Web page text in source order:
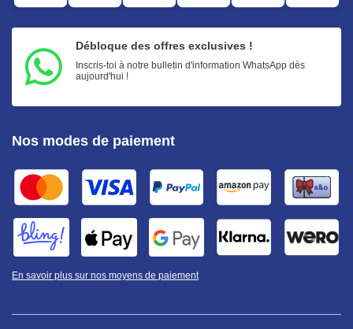
Débloque des offres exclusives !
Inscris-toi à notre bulletin d'information WhatsApp dès
aujourd'hui !
Nos modes de paiement
En savoir plus sur nos moyens de paiement